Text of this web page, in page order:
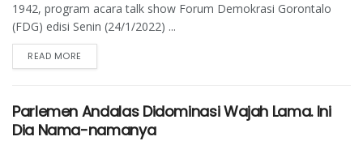
1942, program acara talk show Forum Demokrasi Gorontalo
(FDG) edisi Senin (24/1/2022) ...
READ MORE
Parlemen Andalas Didominasi Wajah Lama. Ini
Dia Nama-namanya